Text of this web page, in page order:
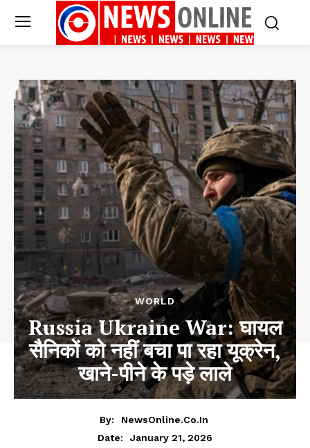
WORLD
Russia Ukraine War: घायल
सैनिकों को नहीं बचा पा रहा यूक्रेन,
खाने-पीने के पड़े लाले
By:
NewsOnline.co.in
Date:
January 21, 2026